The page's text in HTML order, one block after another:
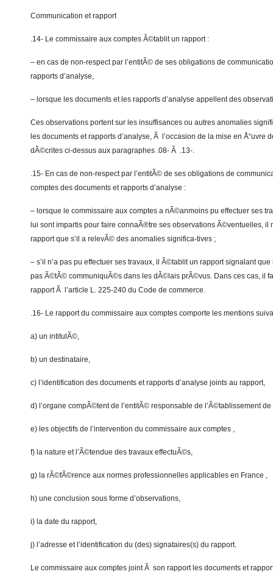
Communication et rapport
.14- Le commissaire aux comptes Ã©tablit un rapport :
– en cas de non-respect par l’entitÃ© de ses obligations de
rapports d’analyse,
– lorsque les documents et les rapports d’analyse appellent des
Ces observations portent sur les insuffisances ou autres anomalies
les documents et rapports d’analyse, Ã l’occasion de la mise en Å“uvre
dÃ©crites ci-dessus aux paragraphes .08- Ã .13-.
.15- En cas de non-respect par l’entitÃ© de ses obligations de
comptes des documents et rapports d’analyse :
– lorsque le commissaire aux comptes a nÃ©anmoins pu effectuer ses
lui sont impartis pour faire connaÃ®tre ses observations Ã©ventuelles, il
rapport que s’il a relevÃ© des anomalies significa-tives ;
– s’il n’a pas pu effectuer ses travaux, il Ã©tablit un rapport signalant
pas Ã©tÃ© communiquÃ©s dans les dÃ©lais prÃ©vus. Dans ces cas, il
rapport Ã l’article L. 225-240 du Code de commerce.
.16- Le rapport du commissaire aux comptes comporte les mentions
a) un intitulÃ©,
b) un destinataire,
c) l’identification des documents et rapports d’analyse joints au rapport,
d) l’organe compÃ©tent de l’entitÃ© responsable de l’Ã©tablissement
e) les objectifs de l’intervention du commissaire aux comptes ,
f) la nature et l’Ã©tendue des travaux effectuÃ©s,
g) la rÃ©fÃ©rence aux normes professionnelles applicables en France ,
h) une conclusion sous forme d’observations,
i) la date du rapport,
j) l’adresse et l’identification du (des) signataires(s) du rapport.
Le commissaire aux comptes joint Ã son rapport les documents et